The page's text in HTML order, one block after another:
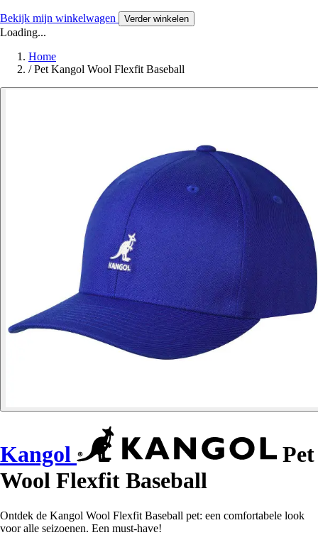
Bekijk mijn winkelwagen Verder winkelen
Loading...
Home
/ Pet Kangol Wool Flexfit Baseball
Kangol
Pet
Wool Flexfit Baseball
Ontdek de Kangol Wool Flexfit Baseball pet: een comfortabele look
voor alle seizoenen. Een must-have!